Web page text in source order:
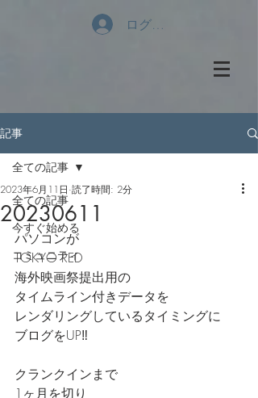
ログイン
記事
全ての記事
今すぐ始める
コミュニティ
全ての記事
20230611
2023年6月11日 読了時間: 2分
パソコンが
TOKYO RED
海外映画祭提出用の
タイムライン付きデータを
レンダリングしているタイミングに
ブログをUP‼️
クランクインまで
1ヶ月を切り